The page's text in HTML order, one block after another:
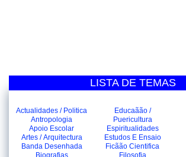
LISTA DE TEMAS
Actualidades / Politica
Antropologia
Apoio Escolar
Artes / Arquitectura
Banda Desenhada
Biografias
Educaãão /
Puericultura
Espiritualidades
Estudos E Ensaio
Ficãão Cientifica
Filosofia